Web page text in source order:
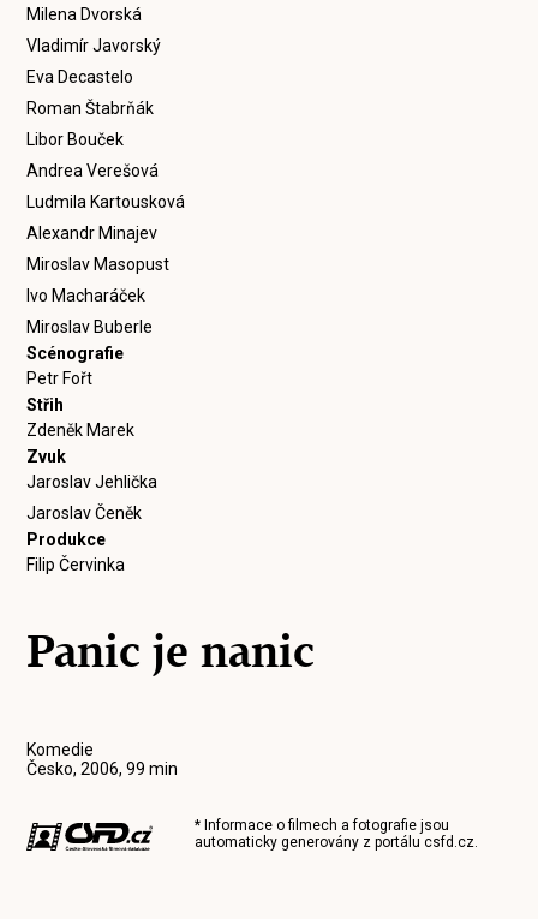
Milena Dvorská
Vladimír Javorský
Eva Decastelo
Roman Štabrňák
Libor Bouček
Andrea Verešová
Ludmila Kartousková
Alexandr Minajev
Miroslav Masopust
Ivo Macharáček
Miroslav Buberle
Scénografie
Petr Fořt
Střih
Zdeněk Marek
Zvuk
Jaroslav Jehlička
Jaroslav Čeněk
Produkce
Filip Červinka
Panic je nanic
Komedie
Česko, 2006, 99 min
* Informace o filmech a fotografie jsou
automaticky generovány z portálucsfd.cz.